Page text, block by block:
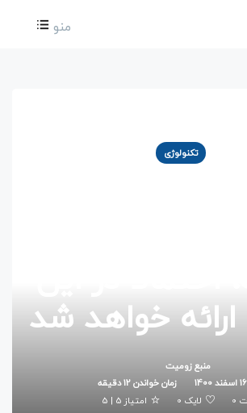
منو
تکنولوژی
خواهد شد
منبعزومیت
زمان خواندن 12 دقیقه
0
لایک 0 امتیاز 5 | 5